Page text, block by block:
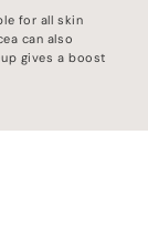
for all skin
can also
gives a boost